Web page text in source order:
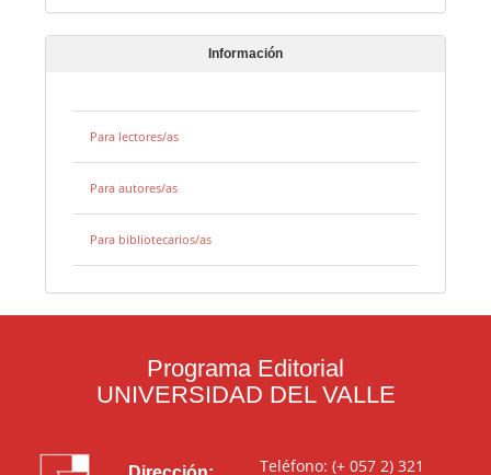
Información
Para lectores/as
Para autores/as
Para bibliotecarios/as
Programa Editorial
UNIVERSIDAD DEL VALLE
Teléfono: (+ 057 2) 321